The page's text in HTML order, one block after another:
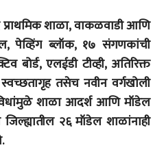
प्राथमिक शाळा, वाकळवाडी आणि
पेव्हिंग ब्लॉक, १७ संगणकांची
बोर्ड, एलईडी टीव्ही, अतिरिक्त
तसेच नवीन वर्गखोली
शाळा आदर्श आणि मॉडेल
२६ मॉडेल शाळांनाही